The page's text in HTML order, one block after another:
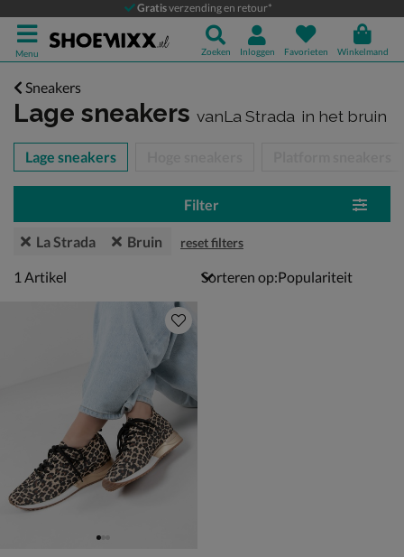
Gratisverzending en retour*
Menu Zoeken Inloggen Favorieten Winkelmand
Sneakers
Lage sneakers vanLa Strada in het bruin
over
Lage sneakers
Filter
La Strada Bruin reset filters
1 artikel
1 Artikel Sorteren op: